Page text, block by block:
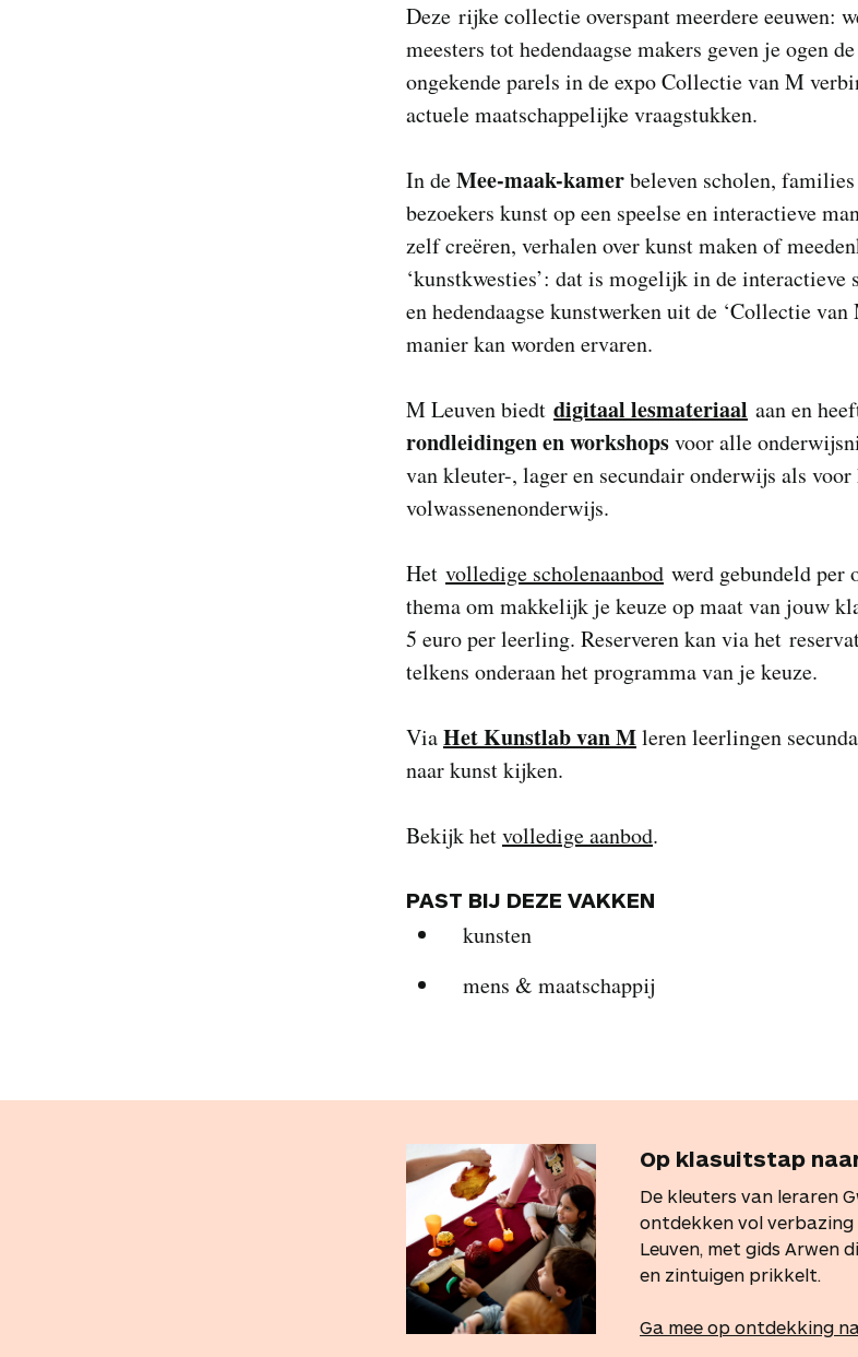
Deze rijke collectie overspant meerdere eeuwen:
meesters tot hedendaagse makers geven je ogen
ongekende parels in de expo Collectie van M
actuele maatschappelijke vraagstukken.
In deMee-maak-kamerbeleven scholen,
bezoekers kunst op een speelse en interactieve
zelf creëren, verhalen over kunst maken of
‘kunstkwesties’: dat is mogelijk in de interactieve
en hedendaagse kunstwerken uit de ‘Collectie
manier kan worden ervaren.
M Leuven biedt digitaal lesmateriaal aan en
rondleidingen en workshopsvoor alle
van kleuter-, lager en secundair onderwijs als voor
volwassenenonderwijs.
Het volledige scholenaanbod werd gebundeld per
thema om makkelijk je keuze op maat van jouw
5 euro per leerling. Reserveren kan via het
telkens onderaan het programma van je keuze.
ViaHet Kunstlab van Mleren leerlingen
naar kunst kijken.
Bekijk hetvolledige aanbod.
PAST BIJ DEZE VAKKEN
kunsten
mens & maatschappij
Op klasuitstap
De kleuters van leraren
ontdekken vol verbazing
Leuven, met gids Arwen
en zintuigen prikkelt.
Ga mee op ontdekking